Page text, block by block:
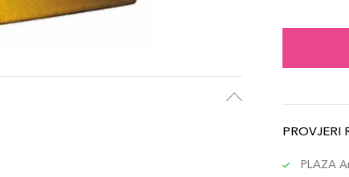
PROVJERI
PLAZA